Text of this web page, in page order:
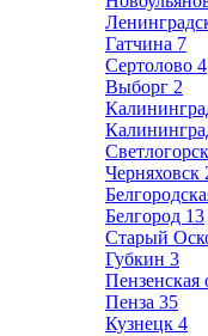
Гатчина 7
Сертолово 4
Выборг 2
Светлогорск
Черняховск
Белгород 13
Старый
Губкин 3
Пензенская
Пенза 35
Кузнецк 4